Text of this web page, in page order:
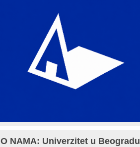
O NAMA: Univerzitet u Beogradu